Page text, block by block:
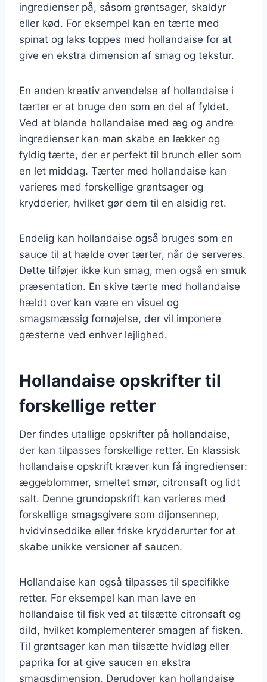
ingredienser på, såsom grøntsager, skaldyr
eller kød. For eksempel kan en tærte med
spinat og laks toppes med hollandaise for at
give en ekstra dimension af smag og tekstur.
En anden kreativ anvendelse af hollandaise i
tærter er at bruge den som en del af fyldet.
Ved at blande hollandaise med æg og andre
ingredienser kan man skabe en lækker og
fyldig tærte, der er perfekt til brunch eller som
en let middag. Tærter med hollandaise kan
varieres med forskellige grøntsager og
krydderier, hvilket gør dem til en alsidig ret.
Endelig kan hollandaise også bruges som en
sauce til at hælde over tærter, når de serveres.
Dette tilføjer ikke kun smag, men også en smuk
præsentation. En skive tærte med hollandaise
hældt over kan være en visuel og
smagsmæssig fornøjelse, der vil imponere
gæsterne ved enhver lejlighed.
Hollandaise opskrifter til
forskellige retter
Der findes utallige opskrifter på hollandaise,
der kan tilpasses forskellige retter. En klassisk
hollandaise opskrift kræver kun få ingredienser:
æggeblommer, smeltet smør, citronsaft og lidt
salt. Denne grundopskrift kan varieres med
forskellige smagsgivere som dijonsennep,
hvidvinseddike eller friske krydderurter for at
skabe unikke versioner af saucen.
Hollandaise kan også tilpasses til specifikke
retter. For eksempel kan man lave en
hollandaise til fisk ved at tilsætte citronsaft og
dild, hvilket komplementerer smagen af fisken.
Til grøntsager kan man tilsætte hvidløg eller
paprika for at give saucen en ekstra
smagsdimension. Derudover kan hollandaise